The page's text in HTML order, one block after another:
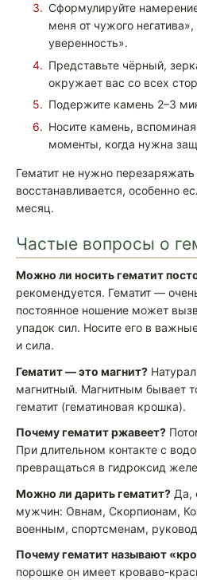
Сформулируйте
меня от чужого
уверенность».
Представьте чёрный,
окружает вас со всех
Подержите камень 2–3
Носите камень,
моменты, когда нужна
Гематит не нужно
восстанавливается, особенно
месяц.
Частые вопросы о
Можно ли носить гематит
рекомендуется. Гематит —
постоянное ношение может
упадок сил. Носите его в
и сила.
Гематит — это магнит?
магнитный. Магнитным бывает
гематит (гематиновая крошка).
Почему гематит ржавеет?
При длительном контакте с
превращаться в гидроксид
Можно ли дарить гематит? Да,
мужчин: Овнам, Скорпионам,
военным, спортсменам,
Почему гематит называют
порошке он имеет кроваво-